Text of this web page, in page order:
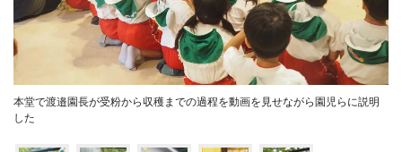
本堂で渡邉園長が受粉から収穫までの過程を動画を見せながら園児らに説明
した